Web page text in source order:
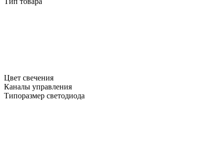
Цвет свечения
Каналы управления
Типоразмер светодиода